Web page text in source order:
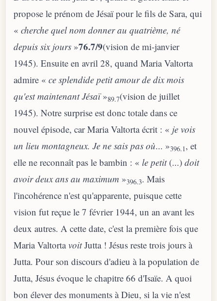
propose le prénom de Jésaï pour le fils de Sara, qui
« cherche quel nom donner au quatrième, né
depuis six jours »76.7/9(vision de mi-janvier
1945). Ensuite en avril 28, quand Maria Valtorta
admire « ce splendide petit amour de dix mois
qu'est maintenant Jésaï»89.7(vision de juillet
1945). Notre surprise est donc totale dans ce
nouvel épisode, car Maria Valtorta écrit : « je vois
un lieu montagneux. Je ne sais pas où... »396.1, et
elle ne reconnaît pas le bambin : « le petit(...) doit
avoir deux ans au maximum »396.3. Mais
l'incohérence n'est qu'apparente, puisque cette
vision fut reçue le 7 février 1944, un an avant les
deux autres. A cette date, c'est la première fois que
Maria ValtortavoitJutta ! Jésus reste trois jours à
Jutta. Pour son discours d'adieu à la population de
Jutta, Jésus évoque le chapitre 66 d'Isaïe. A quoi
bon élever des monuments à Dieu, si la vie n'est